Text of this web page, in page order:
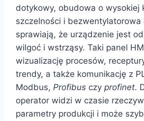
dotykowy, obudowa o wysokiej
szczelności i bezwentylatorowa
sprawiają, że urządzenie jest
wilgoć i wstrząsy. Taki panel
wizualizację procesów,
trendy, a także komunikację z
Modbus, Profibus czy profinet.
operator widzi w czasie
parametry produkcji i może